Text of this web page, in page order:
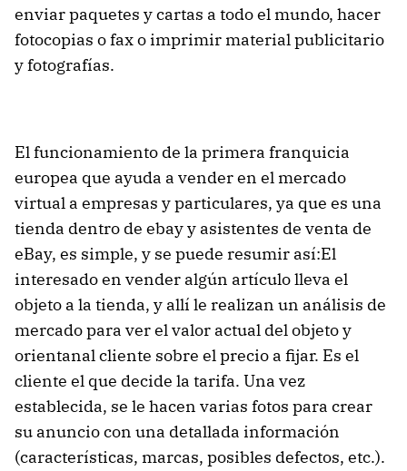
enviar paquetes y cartas a todo el mundo, hacer
fotocopias o fax o imprimir material publicitario
y fotografías.
El funcionamiento de la primera franquicia
europea que ayuda a vender en el mercado
virtual a empresas y particulares, ya que es una
tienda dentro de ebay y asistentes de venta de
eBay, es simple, y se puede resumir así:El
interesado en vender algún artículo lleva el
objeto a la tienda, y allí le realizan un análisis de
mercado para ver el valor actual del objeto y
orientanal cliente sobre el precio a fijar. Es el
cliente el que decide la tarifa. Una vez
establecida, se le hacen varias fotos para crear
su anuncio con una detallada información
(características, marcas, posibles defectos, etc.).